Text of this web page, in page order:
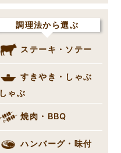
調理法から選ぶ
ステーキ・ソテー
すきやき・しゃぶ
しゃぶ
焼肉・BBQ
ハンバーグ・味付